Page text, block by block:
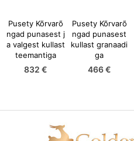
Pusety Kõrvarõ
ngad punasest j
a valgest kullast
teemantiga
832 €
Pusety Kõrvarõ
ngad punasest
kullast granaadi
ga
466 €